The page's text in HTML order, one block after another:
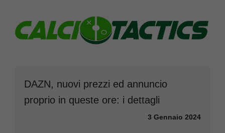
DAZN, nuovi prezzi ed annuncio
proprio in queste ore: i dettagli
3 Gennaio 2024